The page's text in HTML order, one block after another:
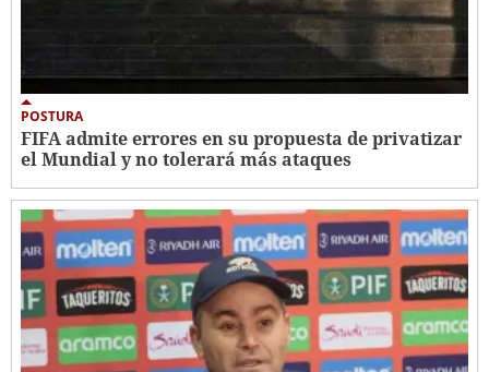
POSTURA
FIFA admite errores en su propuesta de privatizar
el Mundial y no tolerará más ataques